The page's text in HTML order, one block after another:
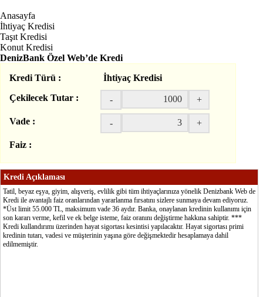
Anasayfa
İhtiyaç Kredisi
Taşıt Kredisi
Konut Kredisi
DenizBank Özel Web’de Kredi
Kredi Türü :
İhtiyaç Kredisi
Çekilecek Tutar :
- +
Vade : - +
Faiz :
Kredi Açıklaması
Tatil, beyaz eşya, giyim, alışveriş, evlilik gibi tüm ihtiyaçlarınıza yönelik Denizbank Web de
Kredi ile avantajlı faiz oranlarından yararlanma fırsatını sizlere sunmaya devam ediyoruz.
*Üst limit 55.000 TL, maksimum vade 36 aydır. Banka, onaylanan kredinin kullanımı için
son kararı verme, kefil ve ek belge isteme, faiz oranını değiştirme hakkına sahiptir. ***
Kredi kullandırımı üzerinden hayat sigortası kesintisi yapılacaktır. Hayat sigortası primi
kredinin tutarı, vadesi ve müşterinin yaşına göre değişmektedir hesaplamaya dahil
edilmemiştir.